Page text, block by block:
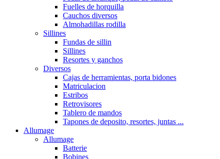
Fuelles de horquilla
Cauchos diversos
Almohadillas rodilla
Sillines
Fundas de sillin
Sillines
Resortes y ganchos
Diversos
Cajas de herramientas, porta bidones
Matriculacion
Estribos
Retrovisores
Tablero de mandos
Tapones de deposito, resortes, juntas ...
Allumage
Allumage
Batterie
Bobines